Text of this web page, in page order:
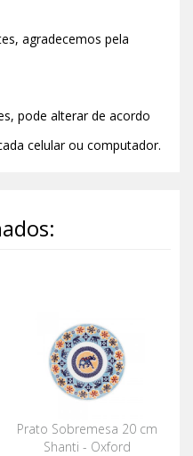
agradecemos pela
pode alterar de acordo
celular ou computador.
Prato Sobremesa 20 cm
Shanti - Oxford